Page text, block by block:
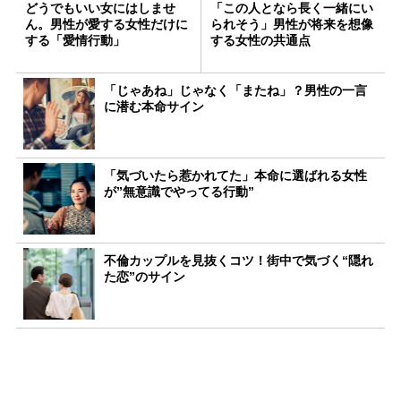
どうでもいい女にはしませ
ん。男性が愛する女性だけに
する「愛情行動」
「この人となら長く一緒にい
られそう」男性が将来を想像
する女性の共通点
「じゃあね」じゃなく「またね」？男性の一言
に潜む本命サイン
「気づいたら惹かれてた」本命に選ばれる女性
が”無意識でやってる行動”
不倫カップルを見抜くコツ！街中で気づく“隠れ
た恋”のサイン